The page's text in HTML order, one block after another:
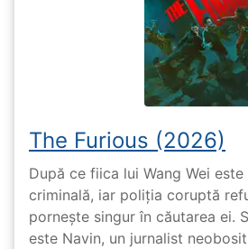
The Furious (2026)
După ce fiica lui Wang Wei
criminală, iar poliția coruptă
pornește singur în căutarea ei.
este Navin, un jurnalist